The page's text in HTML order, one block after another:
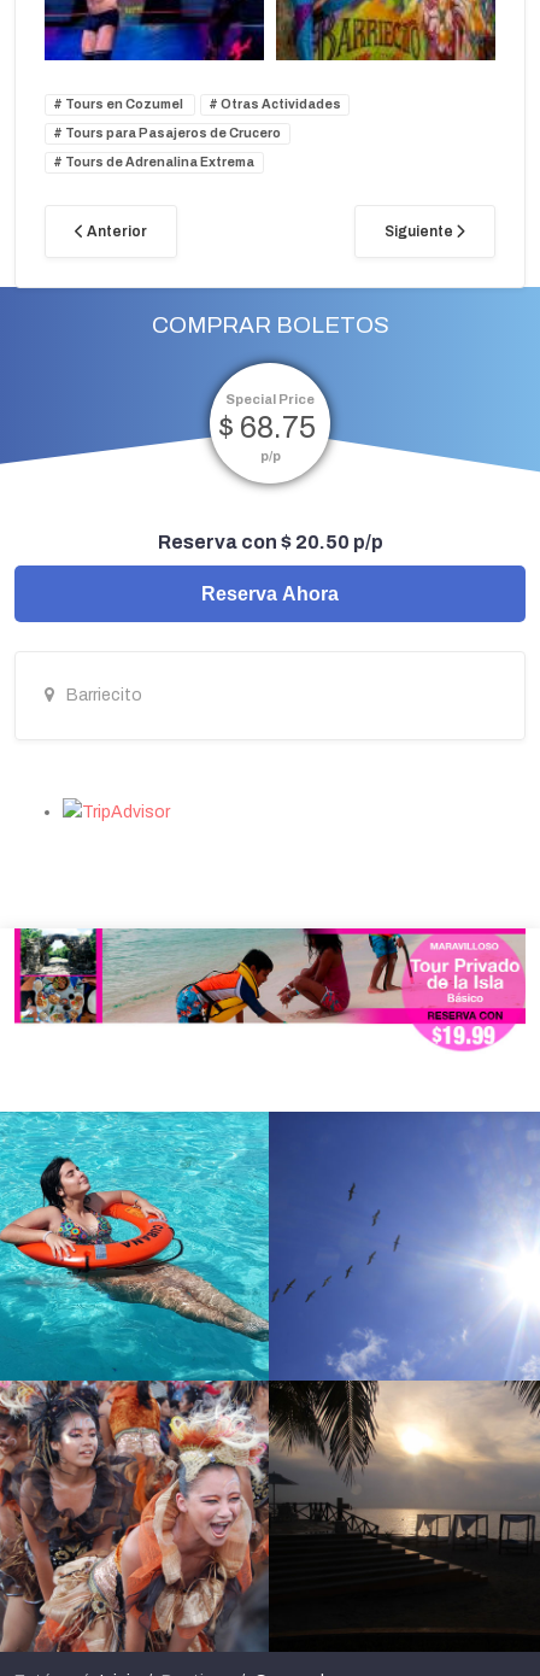
Tours en Cozumel Otras Actividades
Tours para Pasajeros de Crucero
Tours de Adrenalina Extrema
Anterior Siguiente
COMPRAR BOLETOS
Special Price
$ 68.75
p/p
Reserva con $ 20.50 p/p
Reserva Ahora
Barriecito